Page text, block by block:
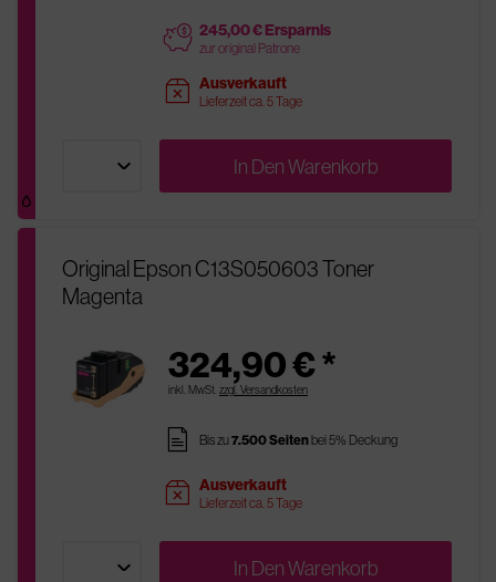
price 245,00 € Ersparnis
zur original Patrone
sold Ausverkauft
Lieferzeit ca. 5 Tage
In DenWarenkorb
Original Epson C13S050603 Toner
Magenta
324,90 € *
inkl. MwSt. zzgl. Versandkosten
pages Bis zu7.500 Seitenbei 5% Deckung
sold Ausverkauft
Lieferzeit ca. 5 Tage
In DenWarenkorb